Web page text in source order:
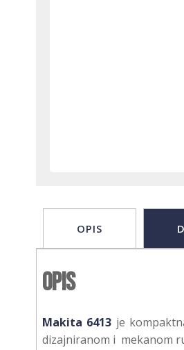
OPIS
Opis
Makita 6413 je
dizajniranom i mekanom